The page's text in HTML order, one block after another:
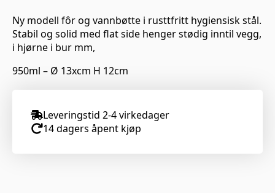
Ny modell fôr og vannbøtte i rusttfritt hygiensisk stål.
Stabil og solid med flat side henger stødig inntil vegg,
i hjørne i bur mm,
950ml – Ø 13xcm H 12cm
Leveringstid 2-4 virkedager
14 dagers åpent kjøp